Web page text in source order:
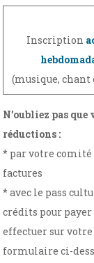
Inscription
(musique, chant
N’oubliez pas
réductions :
* par votre comité
factures
* avec le pass
crédits pour
effectuer sur votre
formulaire ci-